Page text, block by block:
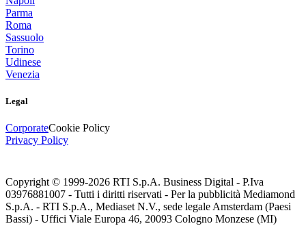
Parma
Roma
Sassuolo
Torino
Udinese
Venezia
Legal
CorporateCookie Policy
Privacy Policy
Copyright © 1999-2026 RTI S.p.A. Business Digital - P.Iva
03976881007 - Tutti i diritti riservati - Per la pubblicità Mediamond
S.p.A. - RTI S.p.A., Mediaset N.V., sede legale Amsterdam (Paesi
Bassi) - Uffici Viale Europa 46, 20093 Cologno Monzese (MI)